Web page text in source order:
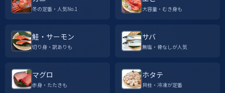
冬の定番・人気No.1 大容量・むき身も
鮭・サーモン
切り身・訳ありも
サバ
無塩・骨なしが人気
マグロ
赤身・たたきも
ホタテ
貝柱・冷凍が定番